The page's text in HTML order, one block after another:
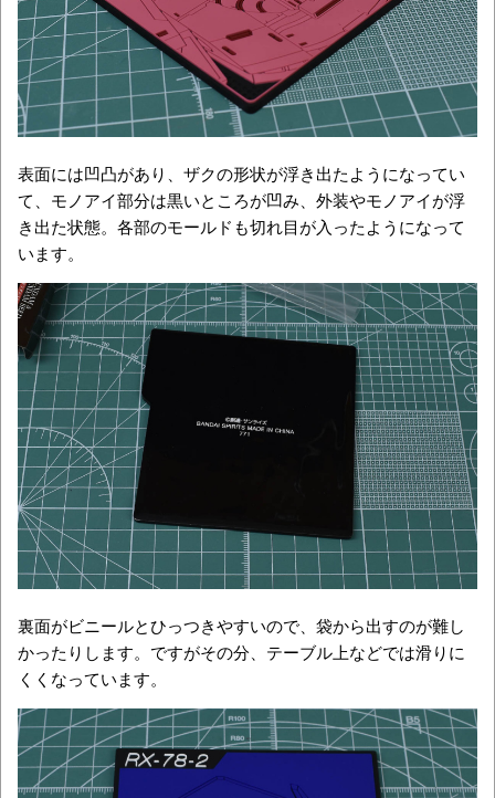
表面には凹凸があり、ザクの形状が浮き出たようになってい
て、モノアイ部分は黒いところが凹み、外装やモノアイが浮
き出た状態。各部のモールドも切れ目が入ったようになって
います。
裏面がビニールとひっつきやすいので、袋から出すのが難し
かったりします。ですがその分、テーブル上などでは滑りに
くくなっています。